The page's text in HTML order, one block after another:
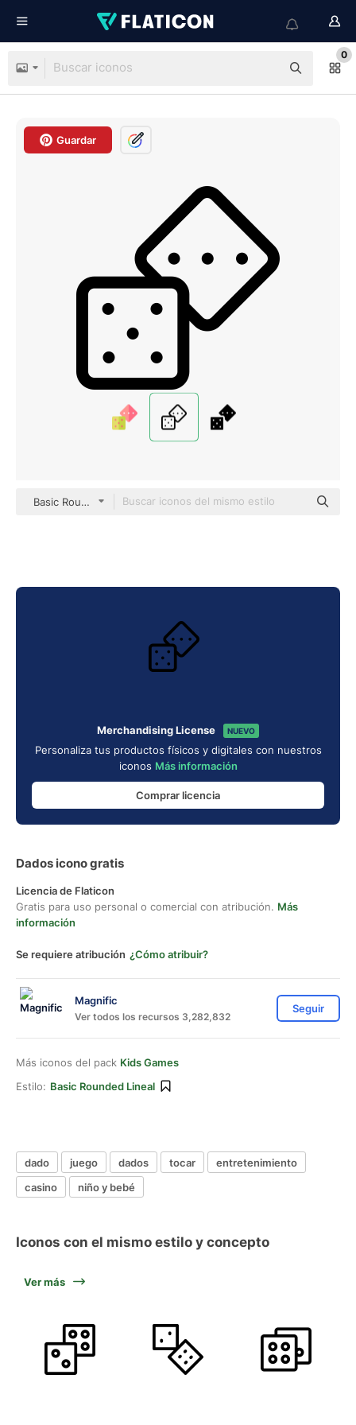
0
Guardar
Basic Rounded Lineal
Merchandising License NUEVO
Personaliza tus productos físicos y digitales con nuestros
iconos Más información
Comprar licencia
Dados icono gratis
Licencia de Flaticon
Gratis para uso personal o comercial con atribución. Más
información
Se requiere atribución ¿Cómo atribuir?
Magnific
Ver todos los recursos 3,282,832
Seguir
Más iconos del pack Kids Games
Estilo: Basic Rounded Lineal
dado juego dados tocar
entretenimiento
casino
niño y bebé
Iconos con el mismo estilo y concepto
Ver más